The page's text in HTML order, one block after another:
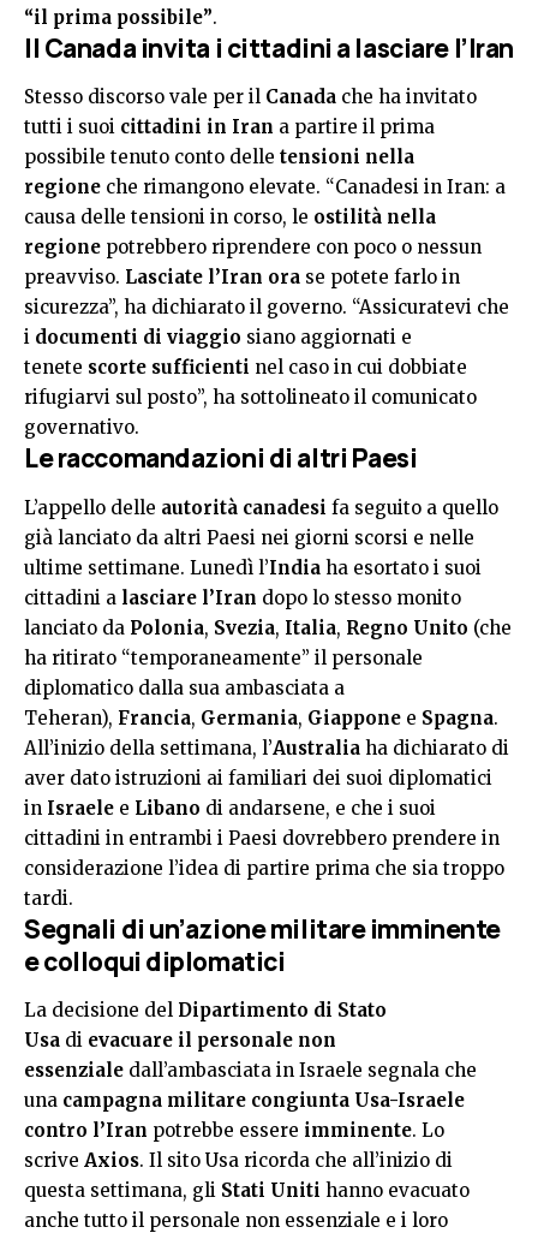
“il prima possibile”.
Il Canada invita i cittadini a lasciare l’Iran
Stesso discorso vale per il Canada che ha invitato
tutti i suoi cittadini in Iran a partire il prima
possibile tenuto conto delle tensioni nella
regione che rimangono elevate. “Canadesi in Iran: a
causa delle tensioni in corso, le ostilità nella
regione potrebbero riprendere con poco o nessun
preavviso. Lasciate l’Iran ora se potete farlo in
sicurezza”, ha dichiarato il governo. “Assicuratevi che
i documenti di viaggio siano aggiornati e
tenete scorte sufficienti nel caso in cui dobbiate
rifugiarvi sul posto”, ha sottolineato il comunicato
governativo.
Le raccomandazioni di altri Paesi
L’appello delle autorità canadesi fa seguito a quello
già lanciato da altri Paesi nei giorni scorsi e nelle
ultime settimane. Lunedì l’India ha esortato i suoi
cittadini a lasciare l’Iran dopo lo stesso monito
lanciato da Polonia, Svezia, Italia, Regno Unito (che
ha ritirato “temporaneamente” il personale
diplomatico dalla sua ambasciata a
Teheran), Francia, Germania, Giappone e Spagna.
All’inizio della settimana, l’Australia ha dichiarato di
aver dato istruzioni ai familiari dei suoi diplomatici
in Israele e Libano di andarsene, e che i suoi
cittadini in entrambi i Paesi dovrebbero prendere in
considerazione l’idea di partire prima che sia troppo
tardi.
Segnali di un’azione militare imminente
e colloqui diplomatici
La decisione del Dipartimento di Stato
Usa di evacuare il personale non
essenziale dall’ambasciata in Israele segnala che
una campagna militare congiunta Usa-Israele
contro l’Iran potrebbe essere imminente. Lo
scrive Axios. Il sito Usa ricorda che all’inizio di
questa settimana, gli Stati Uniti hanno evacuato
anche tutto il personale non essenziale e i loro